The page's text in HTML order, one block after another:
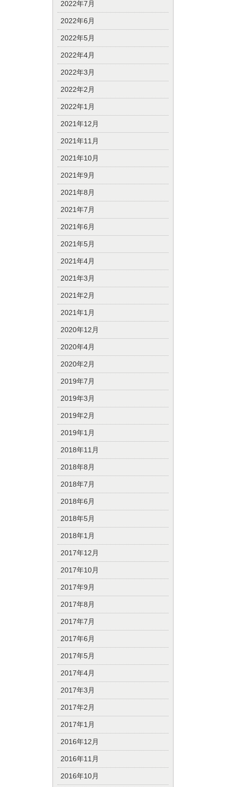
2022年7月
2022年6月
2022年5月
2022年4月
2022年3月
2022年2月
2022年1月
2021年12月
2021年11月
2021年10月
2021年9月
2021年8月
2021年7月
2021年6月
2021年5月
2021年4月
2021年3月
2021年2月
2021年1月
2020年12月
2020年4月
2020年2月
2019年7月
2019年3月
2019年2月
2019年1月
2018年11月
2018年8月
2018年7月
2018年6月
2018年5月
2018年1月
2017年12月
2017年10月
2017年9月
2017年8月
2017年7月
2017年6月
2017年5月
2017年4月
2017年3月
2017年2月
2017年1月
2016年12月
2016年11月
2016年10月